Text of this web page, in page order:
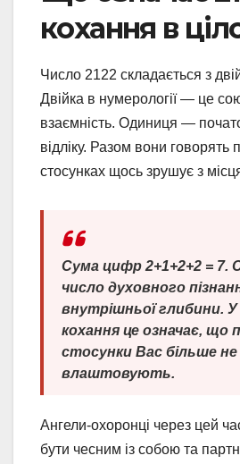
кохання в
Число 2122 складається з
Двійка в нумерології — це
взаємність. Одиниця —
відліку. Разом вони
стосунках щось зрушує з
Сума цифр 2+1+2+2 = 7.
число духовного
внутрішньої глибини.
кохання це означає, що
стосунки Вас більше не
влаштовують.
Ангели-охоронці через цей
бути чесним із собою та